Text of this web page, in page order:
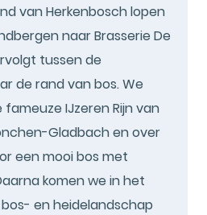
van Herkenbosch lopen
naar Brasserie De
tussen de
de rand van bos. We
IJzeren Rijn van
Gladbach en over
een mooi bos met
komen we in het
en heidelandschap